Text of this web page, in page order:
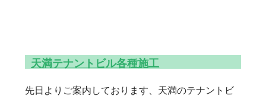
天満テナントビル各種施工
先日よりご案内しております、天満のテナントビ